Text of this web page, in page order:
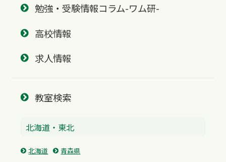
勉強・受験情報コラム-ワム研-
高校情報
求人情報
教室検索
北海道・東北
北海道 青森県